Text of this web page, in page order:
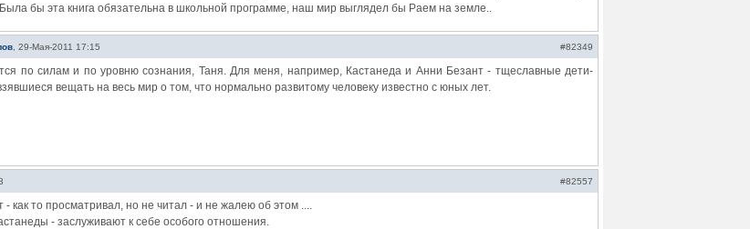
бы эта книга обязательна в школьной программе, наш мир выглядел бы Раем на земле..
#82349
29-Мая-2011 17:15
по силам и по уровню сознания, Таня. Для меня, например, Кастанеда и Анни Безант - тщеславные дети-
вещать на весь мир о том, что нормально развитому человеку известно с юных лет.
#82557
- как то просматривал, но не читал - и не жалею об этом ....
- заслуживают к себе особого отношения.